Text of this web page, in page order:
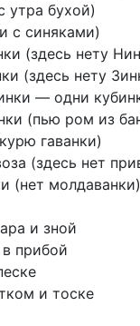
утра бухой)
с синяками)
(здесь нету
(здесь нету
— одни
(пью ром из
гаванки)
(здесь нет
(нет молдаванки)
и зной
в прибой
и тоске